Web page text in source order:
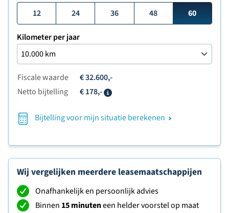
12
24 36 48 60
Kilometer per jaar
Fiscale waarde
€ 32.600,-
Netto bijtelling
€ 178,-
Bijtelling voor mijn situatie berekenen
Wij vergelijken meerdere leasemaatschappijen
Onafhankelijk en persoonlijk advies
Binnen 15 minuteneen helder voorstel op maat